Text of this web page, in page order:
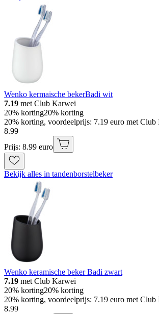
Wenko kermaische bekerBadi wit
7.19 met Club Karwei
20% korting20% korting
20% korting, voordeelprijs: 7.19 euro met Club
8.99
Prijs: 8.99 euro
Bekijk alles in tandenborstelbeker
Wenko keramische beker Badi zwart
7.19 met Club Karwei
20% korting20% korting
20% korting, voordeelprijs: 7.19 euro met Club
8.99